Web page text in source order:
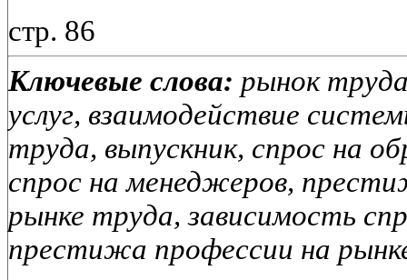
стр. 86
Ключевые слова: рынок
услуг, взаимодействие
труда, выпускник, спрос на
спрос на менеджеров,
рынке труда, зависимость
престижа профессии на